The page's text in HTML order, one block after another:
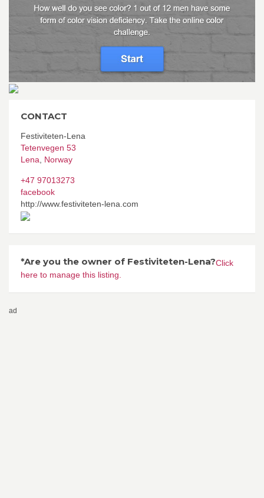
CONTACT
Festiviteten-Lena
Tetenvegen 53
Lena
Norway
+47 97013273
facebook
http://www.festiviteten-lena.com
*Are you the owner of Festiviteten-Lena?Click
here to manage this listing.
ad